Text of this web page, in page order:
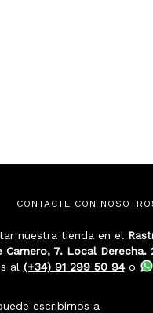
CONTACTE CON
nuestra tienda en el
Carnero, 7. Local Derecha.
al (+34) 91 299 50 94o
escribirnos a